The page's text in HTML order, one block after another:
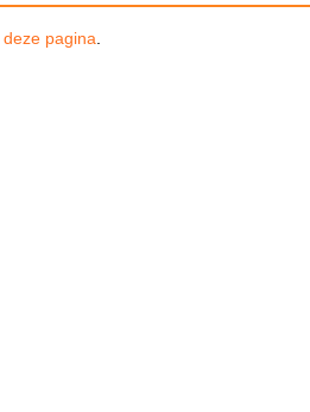
deze pagina